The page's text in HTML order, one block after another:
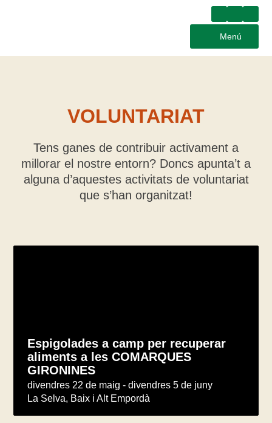
Menú
VOLUNTARIAT
Tens ganes de contribuir activament a
millorar el nostre entorn? Doncs apunta’t a
alguna d’aquestes activitats de voluntariat
que s’han organitzat!
Espigolades a camp per recuperar
aliments a les COMARQUES
GIRONINES
divendres 22 de maig - divendres 5 de juny
La Selva, Baix i Alt Empordà